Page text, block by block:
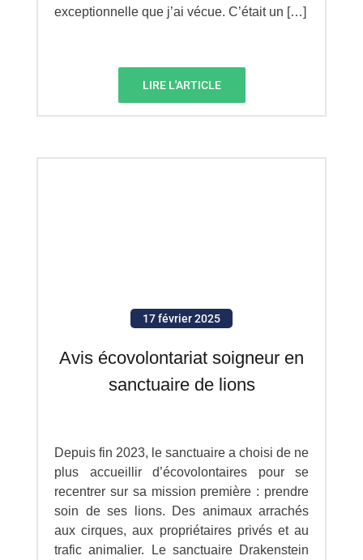
exceptionnelle que j’ai vécue. C’était un […]
LIRE L'ARTICLE
17 février 2025
Avis écovolontariat soigneur en
sanctuaire de lions
Depuis fin 2023, le sanctuaire a choisi de ne
plus accueillir d’écovolontaires pour se
recentrer sur sa mission première : prendre
soin de ses lions. Des animaux arrachés
aux cirques, aux propriétaires privés et au
trafic animalier. Le sanctuaire Drakenstein